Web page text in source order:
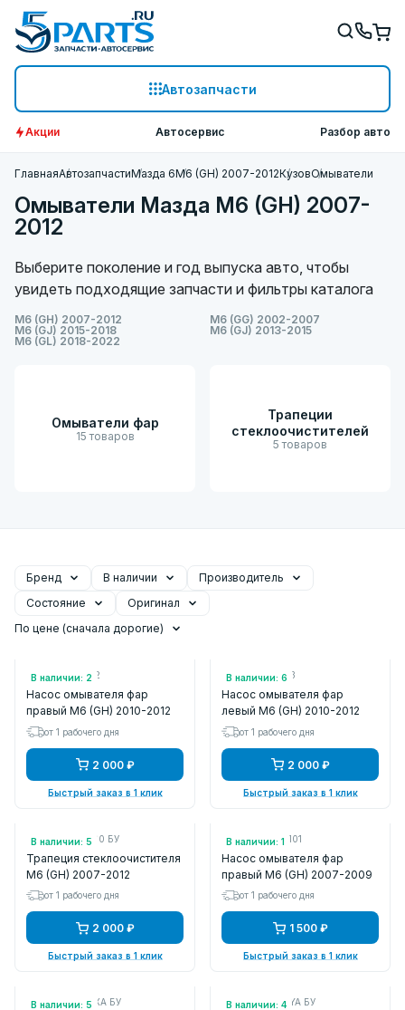
Автозапчасти
Акции Автосервис Разбор авто
ГлавнаяАвтозапчастиМазда 6M6 (GH) 2007-2012КузовОмыватели
Омыватели Мазда M6 (GH) 2007-
2012
Выберите поколение и год выпуска авто, чтобы
увидеть подходящие запчасти и фильтры каталога
M6 (GH) 2007-2012
M6 (GG) 2002-2007
M6 (GJ) 2015-2018
M6 (GJ) 2013-2015
M6 (GL) 2018-2022
Омыватели фар
15 товаров
Трапеции
стеклоочистителей
5 товаров
Бренд В наличии
Производитель
Состояние
Оригинал
По цене (сначала дорогие)
В наличии: 2
Арт.: FLMZ15182
Насос омывателя фар
правый M6 (GH) 2010-2012
от 1 рабочего дня
2 000 ₽
Быстрый заказ в 1 клик
В наличии: 6
Арт.: FLMZ15183
Насос омывателя фар
левый M6 (GH) 2010-2012
от 1 рабочего дня
2 000 ₽
Быстрый заказ в 1 клик
В наличии: 5
Арт.: GS1D67360 БУ
Трапеция стеклоочистителя
M6 (GH) 2007-2012
от 1 рабочего дня
2 000 ₽
Быстрый заказ в 1 клик
В наличии: 1
Арт.: STMZ261101
Насос омывателя фар
правый M6 (GH) 2007-2009
от 1 рабочего дня
1 500 ₽
Быстрый заказ в 1 клик
В наличии: 5
Арт.: GS1F5182XA БУ В наличии: 4
Арт.: GS1F5182YA БУ